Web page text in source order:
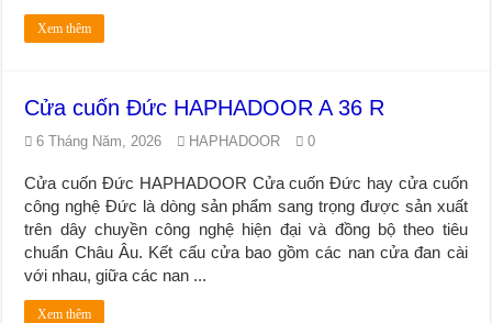
Xem thêm
Cửa cuốn Đức HAPHADOOR A 36 R
6 Tháng Năm, 2026 HAPHADOOR 0
Cửa cuốn Đức HAPHADOOR Cửa cuốn Đức hay cửa cuốn
công nghệ Đức là dòng sản phẩm sang trọng được sản xuất
trên dây chuyền công nghệ hiện đại và đồng bộ theo tiêu
chuẩn Châu Âu. Kết cấu cửa bao gồm các nan cửa đan cài
với nhau, giữa các nan ...
Xem thêm